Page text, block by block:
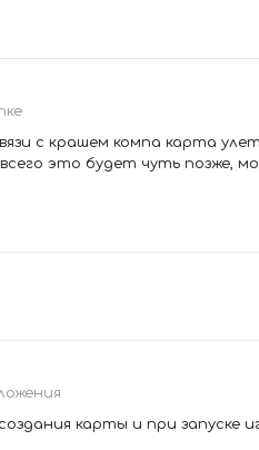
с крашем компа карта
это будет чуть позже,
карты и при запуске